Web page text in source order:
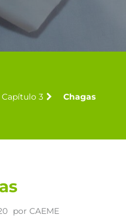
Capítulo 3 Chagas
por CAEME